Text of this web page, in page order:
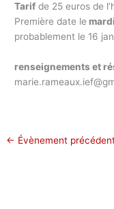
Tarif de 25 euros de
Première date le
probablement le 16
renseignements et
← Évènement